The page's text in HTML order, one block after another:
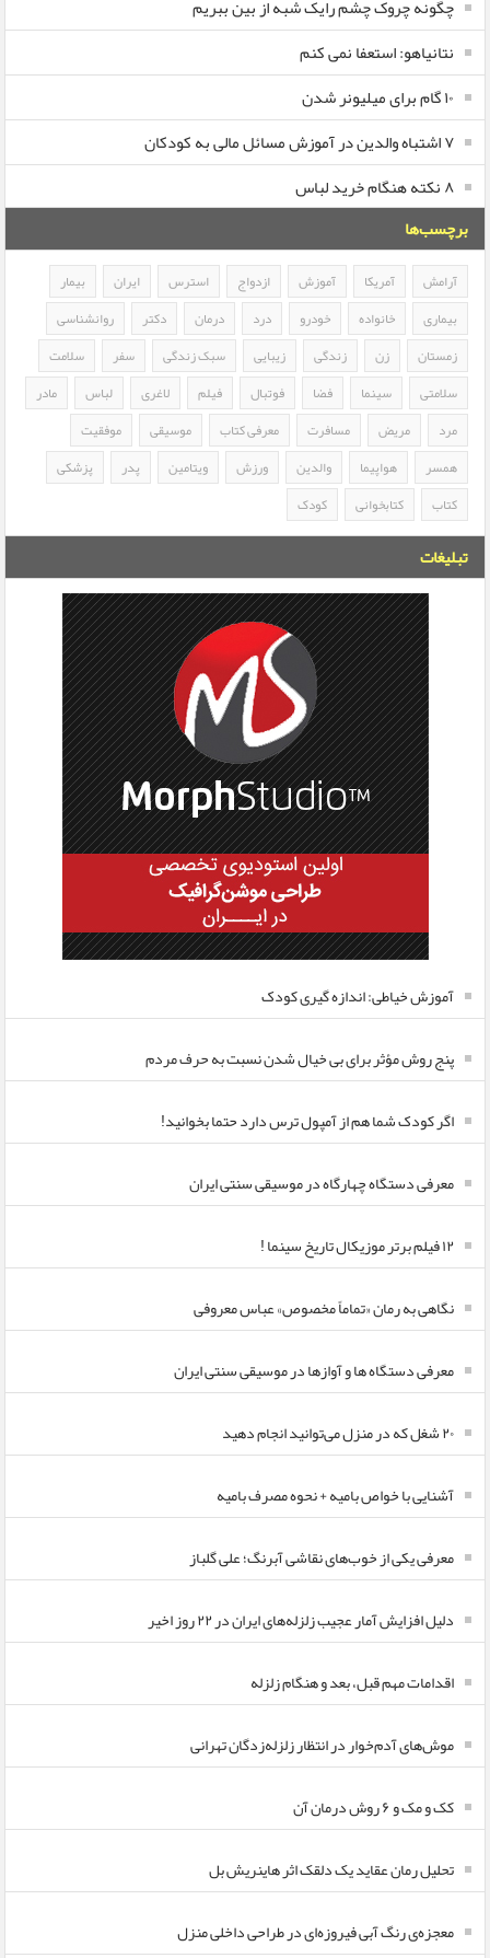
چگونه چروک چشم رایک شبه از بین ببریم
نتانیاهو: استعفا نمی کنم
۱۰ گام برای میلیونر شدن
۷ اشتباه والدین در آموزش مسائل مالی به کودکان
۸ نکته هنگام خرید لباس
برچسب‌ها
آرامش آمریکا آموزش ازدواج استرس ایران
بیمار
بیماری
خانواده خودرو درد درمان دکتر
روانشناسی
زمستان
زن زندگی زیبایی سبک زندگی سفر
سلامت
سلامتی
سینما فضا فوتبال فیلم لاغری لباس
مادر
مرد
مریض مسافرت معرفی کتاب موسیقی
موفقیت
همسر
هواپیما والدین ورزش ویتامین پدر
پزشکی
کتاب
کتابخوانی کودک
تبلیغات
آموزش خیاطی: اندازه گیری کودک
پنج روش مؤثر برای بی خیال شدن نسبت به حرف مردم
اگر کودک شما هم از آمپول ترس دارد حتما بخوانید!
معرفی دستگاه چهارگاه در موسیقی سنتی ایران
۱۲ فیلم برتر موزیکال تاریخ سینما !
نگاهی به رمان «تماماً مخصوص» عباس معروفی
معرفی دستگاه ها و آوازها در موسیقی سنتی ایران
۲۰ شغل که در منزل می‌توانید انجام دهید
آشنایی با خواص بامیه + نحوه مصرف بامیه
معرفی یکی از خوب‌های نقاشی آبرنگ؛ علی گلباز
دلیل افزایش آمار عجیب زلزله‌های ایران در ۲۲ روز اخیر
اقدامات مهم قبل، بعد و هنگام زلزله
موش‌های آدم‌خوار در انتظار زلزله‌زدگان تهرانی
کک و مک و ۶ روش درمان آن
تحلیل رمان عقاید یک دلقک اثر هاینریش بل
معجزه‌ی رنگ آبی فیروزه‌ای در طراحی داخلی منزل